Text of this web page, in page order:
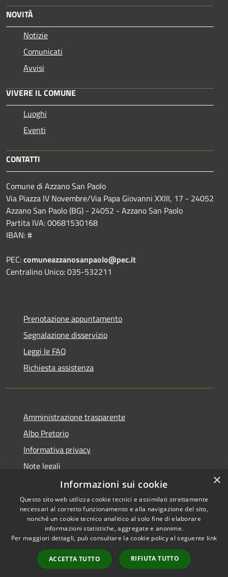
NOVITÀ
Notizie
Comunicati
Avvisi
VIVERE IL COMUNE
Luoghi
Eventi
CONTATTI
Comune di Azzano San Paolo
Via Piazza IV Novembre/Via Papa Giovanni XXIII, 17 - 24052
Azzano San Paolo (BG) - 24052 - Azzano San Paolo
Partita IVA: 00681530168
IBAN: #
PEC:comuneazzanosanpaolo@pec.it
Centralino Unico: 035-532211
Prenotazione appuntamento
Segnalazione disservizio
Leggi le FAQ
Richiesta assistenza
Amministrazione trasparente
Albo Pretorio
Informativa privacy
Note legali
Dichiarazione di accessibilità
RSS
Accessibilità
Copyright © 2026 • Comune di
Azzano San Paolo • Powered
byMunicipium
Accesso
redazione
×
Informazioni sui cookie
Questo sito web utilizza cookie tecnici e assimilati strettamente
necessari al corretto funzionamento e alla navigazione del sito,
nonché un cookie tecnico analitico al solo fine di elaborare
informazioni statistiche, aggregate e anonime.
Per maggiori dettagli, può consultare la cookie policy al seguente link
ACCETTA TUTTO RIFIUTA TUTTO